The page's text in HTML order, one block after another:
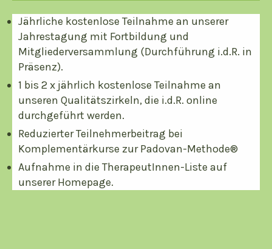
Jährliche kostenlose Teilnahme an unserer
Jahrestagung mit Fortbildung und
Mitgliederversammlung (Durchführung i.d.R. in
Präsenz).
1 bis 2 x jährlich kostenlose Teilnahme an
unseren Qualitätszirkeln, die i.d.R. online
durchgeführt werden.
Reduzierter Teilnehmerbeitrag bei
Komplementärkurse zur Padovan-Methode®
Aufnahme in die TherapeutInnen-Liste auf
unserer Homepage.